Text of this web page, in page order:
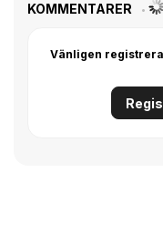
KOMMENTARER
Vänligen